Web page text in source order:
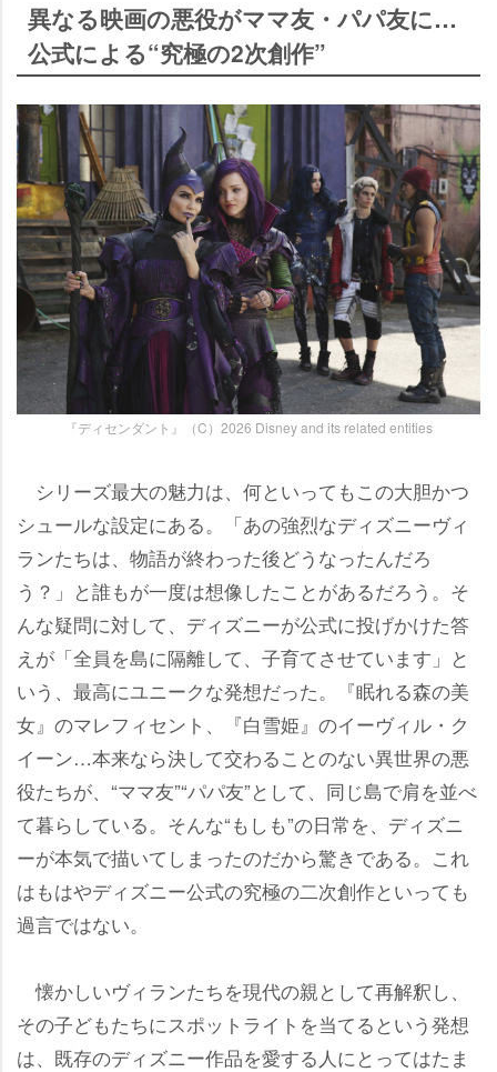
異なる映画の悪役がママ友・パパ友に…
公式による“究極の2次創作”
『ディセンダント』（C）2026 Disney and its related entities
シリーズ最大の魅力は、何といってもこの大胆かつ
シュールな設定にある。「あの強烈なディズニーヴィ
ランたちは、物語が終わった後どうなったんだろ
う？」と誰もが一度は想像したことがあるだろう。そ
んな疑問に対して、ディズニーが公式に投げかけた答
えが「全員を島に隔離して、子育てさせています」と
いう、最高にユニークな発想だった。『眠れる森の美
女』のマレフィセント、『白雪姫』のイーヴィル・ク
イーン…本来なら決して交わることのない異世界の悪
役たちが、“ママ友”“パパ友”として、同じ島で肩を並べ
て暮らしている。そんな“もしも”の日常を、ディズニ
ーが本気で描いてしまったのだから驚きである。これ
はもはやディズニー公式の究極の二次創作といっても
過言ではない。
懐かしいヴィランたちを現代の親として再解釈し、
その子どもたちにスポットライトを当てるという発想
は、既存のディズニー作品を愛する人にとってはたま